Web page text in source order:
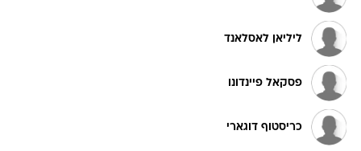
ליליאן לאסלאנד
פסקאל פיינדונו
כריסטוף דוגארי